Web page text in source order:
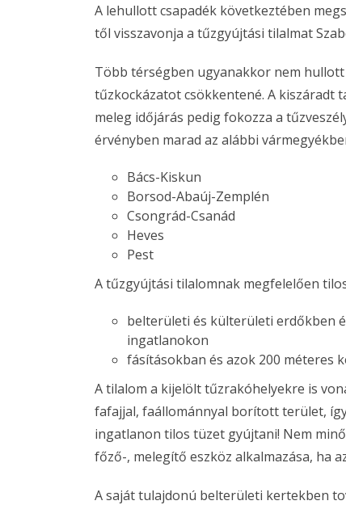
A lehullott csapadék következtében
től visszavonja a tűzgyújtási tilalmat
Több térségben ugyanakkor nem
tűzkockázatot csökkentené. A kiszáradt
meleg időjárás pedig fokozza a
érvényben marad az alábbi
Bács-Kiskun
Borsod-Abaúj-Zemplén
Csongrád-Csanád
Heves
Pest
A tűzgyújtási tilalomnak megfelelően
belterületi és külterületi erdőkben
ingatlanokon
fásításokban és azok 200
A tilalom a kijelölt tűzrakóhelyekre is
fafajjal, faállománnyal borított terület,
ingatlanon tilos tüzet gyújtani! Nem
főző-, melegítő eszköz alkalmazása, ha
A saját tulajdonú belterületi kertekben